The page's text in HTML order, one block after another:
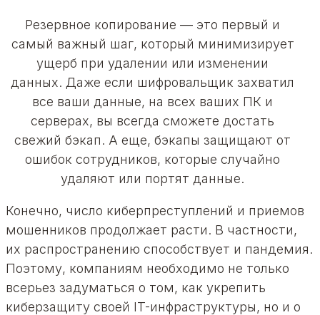
Резервное копирование — это первый и
самый важный шаг, который минимизирует
ущерб при удалении или изменении
данных. Даже если шифровальщик захватил
все ваши данные, на всех ваших ПК и
серверах, вы всегда сможете достать
свежий бэкап. А еще, бэкапы защищают от
ошибок сотрудников, которые случайно
удаляют или портят данные.
Конечно, число киберпреступлений и приемов
мошенников продолжает расти. В частности,
их распространению способствует и пандемия.
Поэтому, компаниям необходимо не только
всерьез задуматься о том, как укрепить
киберзащиту своей IT-инфраструктуры, но и о